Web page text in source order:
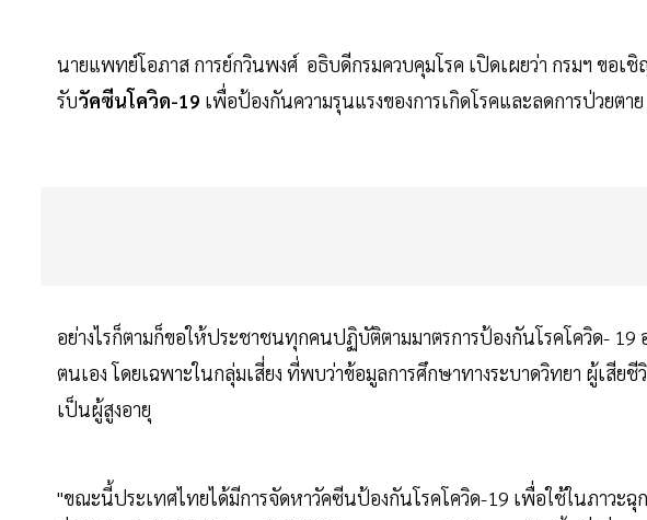
นายแพทย์โอภาส การย์กวินพงศ์ อธิบดีกรมควบคุมโรค เปิดเผยว่า กรมฯ ขอ
รับวัคซีนโควิด-19 เพื่อป้องกันความรุนแรงของการเกิดโรคและลดการป่วยตาย
อย่างไรก็ตามก็ขอให้ประชาชนทุกคนปฏิบัติตามมาตรการป้องกันโรคโควิด- 19
ตนเอง โดยเฉพาะในกลุ่มเสี่ยง ที่พบว่าข้อมูลการศึกษาทางระบาดวิทยา ผู้เสีย
เป็นผู้สูงอายุ
"ขณะนี้ประเทศไทยได้มีการจัดหาวัคซีนป้องกันโรคโควิด-19 เพื่อใช้ในภาวะฉุ